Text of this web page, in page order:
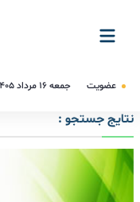
عضویت جمعه ۱۶ مرداد ۱۴۰۵
نتایج جستجو :